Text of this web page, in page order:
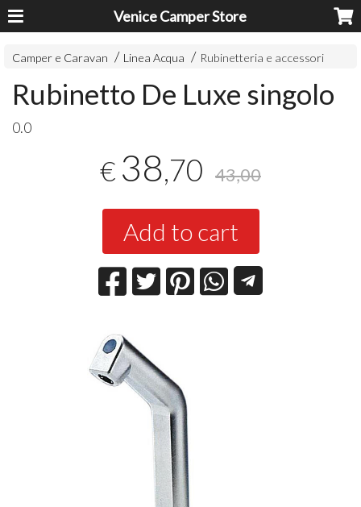
Venice Camper Store
Camper e Caravan Linea Acqua Rubinetteria e accessori
Rubinetto De Luxe singolo
0.0
€ 38,70 43,00
Add to cart